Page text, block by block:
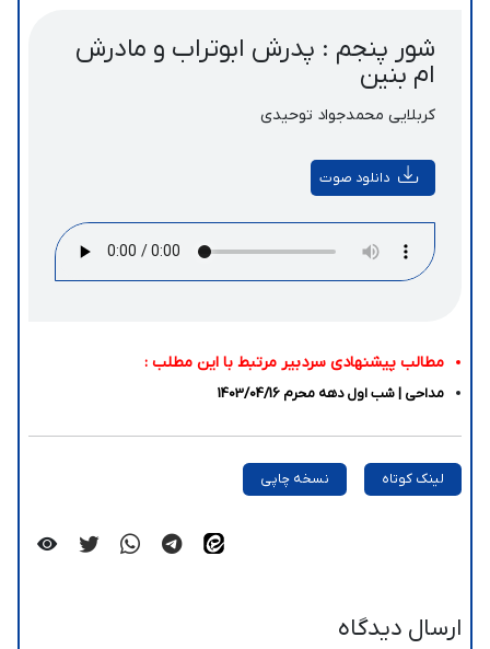
شور پنجم : پدرش ابوتراب و مادرش
ام بنین
کربلایی محمدجواد توحیدی
دانلود صوت
مطالب پیشنهادی سردبیر مرتبط با این مطلب :
مداحی | شب اول دهه محرم 1403/04/16
لینک کوتاه نسخه چاپی
ارسال دیدگاه